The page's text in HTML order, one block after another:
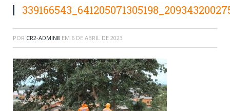
POR CR2-ADMIN8 EM 6 DE ABRIL DE 2023